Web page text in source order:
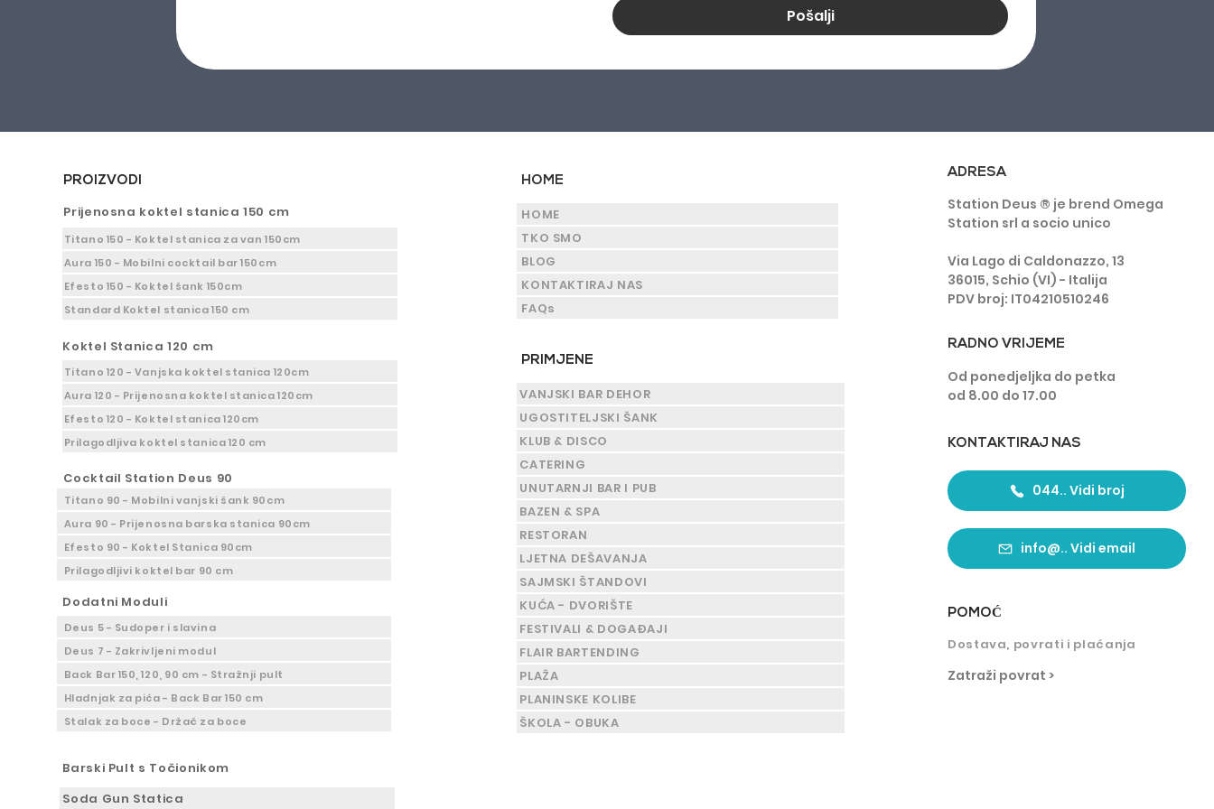
Pošalji
PROIZVODI
Prijenosna koktel stanica 150 cm
Titano 150 - Koktel stanica za van 150cm
Aura 150 - Mobilni cocktail bar 150cm
Efesto 150 - Koktel šank 150cm
Standard Koktel stanica 150 cm
Koktel Stanica 120 cm
Titano 120 - Vanjska koktel stanica 120cm
Aura 120 - Prijenosna koktel stanica 120cm
Efesto 120 - Koktel stanica 120cm
Prilagodljiva koktel stanica 120 cm
Cocktail Station Deus 90
Titano 90 - Mobilni vanjski šank 90cm
Aura 90 - Prijenosna barska stanica 90cm
Efesto 90 - Koktel Stanica 90cm
Prilagodljivi koktel bar 90 cm
Dodatni Moduli
Deus 5 - Sudoper i slavina
Deus 7 - Zakrivljeni modul
Back Bar 150, 120, 90 cm - Stražnji pult
Hladnjak za pića - Back Bar 150 cm
Stalak za boce - Držač za boce
Barski Pult s Točionikom
Soda Gun Statica
HOME
HOME
TKO SMO
BLOG
KONTAKTIRAJ NAS
FAQs
PRIMJENE
VANJSKI BAR DEHOR
UGOSTITELJSKI ŠANK
KLUB & DISCO
CATERING
UNUTARNJI BAR I PUB
BAZEN & SPA
RESTORAN
LJETNA DEŠAVANJA
SAJMSKI ŠTANDOVI
KUĆA - DVORIŠTE
FESTIVALI & DOGAĐAJI
FLAIR BARTENDING
PLAŽA
PLANINSKE KOLIBE
ŠKOLA - OBUKA
ADRESA
Station Deus ® je brend Omega
Station srl a socio unico
Via Lago di Caldonazzo, 13
36015, Schio (VI) - Italija
PDV broj: IT04210510246
RADNO VRIJEME
Od ponedjeljka do petka
od 8.00 do 17.00
KONTAKTIRAJ NAS
044.. Vidi broj
info@.. Vidi email
POMOĆ
Dostava, povrati i plaćanja
Zatraži povrat >